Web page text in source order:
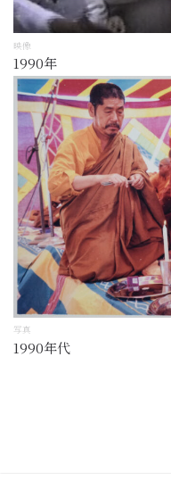
映像
1990年
写真
1990年代